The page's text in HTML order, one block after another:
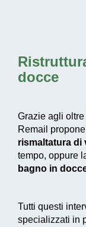
docce
Grazie agli
Remail
rismaltatura di
tempo, oppure
bagno in
Tutti questi
specializzati in